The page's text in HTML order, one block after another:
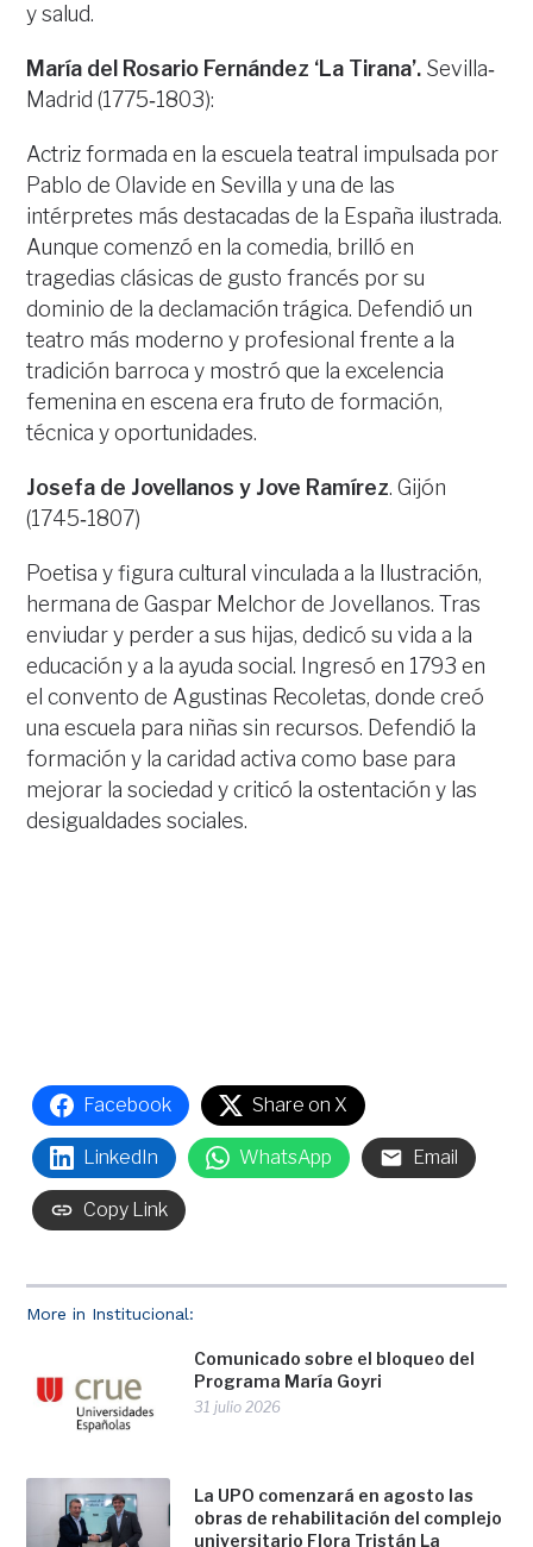
More in Institucional:
Comunicado sobre el bloqueo del
Programa María Goyri
31 julio 2026
La UPO comenzará en agosto las
obras de rehabilitación del complejo
universitario Flora Tristán La
y salud.
María del Rosario Fernández ‘La Tirana’. Sevilla‐
Madrid (1775‐1803):
Actriz formada en la escuela teatral impulsada por
Pablo de Olavide en Sevilla y una de las
intérpretes más destacadas de la España ilustrada.
Aunque comenzó en la comedia, brilló en
tragedias clásicas de gusto francés por su
dominio de la declamación trágica. Defendió un
teatro más moderno y profesional frente a la
tradición barroca y mostró que la excelencia
femenina en escena era fruto de formación,
técnica y oportunidades.
Josefa de Jovellanos y Jove Ramírez. Gijón
(1745‐1807)
Poetisa y figura cultural vinculada a la Ilustración,
hermana de Gaspar Melchor de Jovellanos. Tras
enviudar y perder a sus hijas, dedicó su vida a la
educación y a la ayuda social. Ingresó en 1793 en
el convento de Agustinas Recoletas, donde creó
una escuela para niñas sin recursos. Defendió la
formación y la caridad activa como base para
mejorar la sociedad y criticó la ostentación y las
desigualdades sociales.
Facebook Share on X
LinkedIn WhatsApp Email
Copy Link